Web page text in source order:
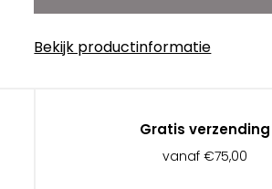
Bekijk productinformatie
Gratis verzending
vanaf €75,00